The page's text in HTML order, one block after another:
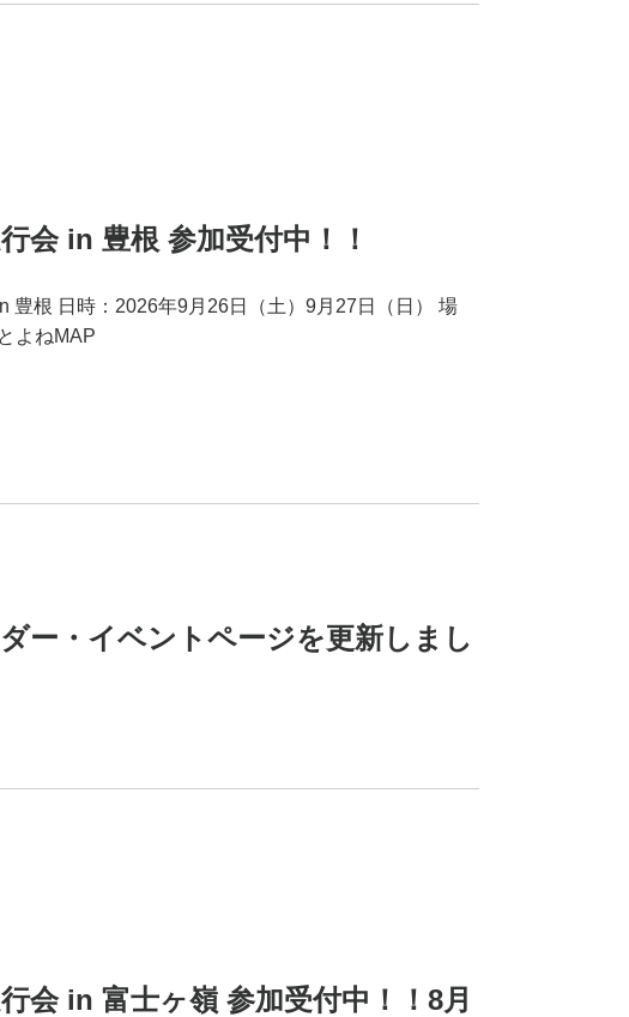
会 in 豊根 参加受付中！！
豊根 日時：2026年9月26日（土）9月27日（日） 場
よねMAP
ー・イベントページを更新しまし
会 in 富士ヶ嶺 参加受付中！！8月